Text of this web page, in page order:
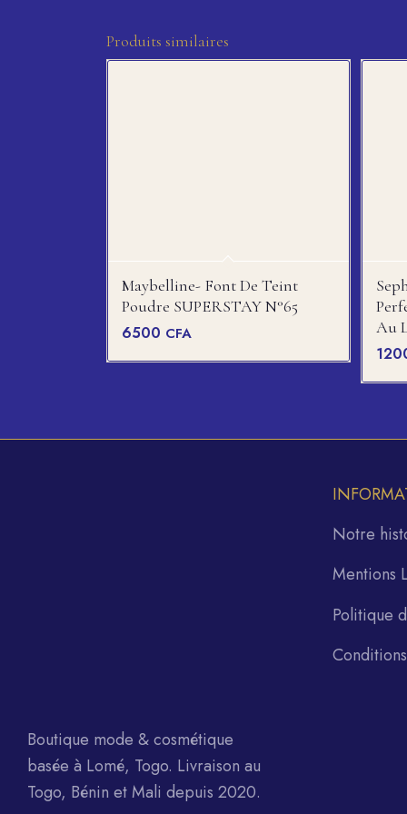
Produits similaires
Maybelline- Font De Teint
Poudre SUPERSTAY N°65
6500 CFA
Au
Boutique mode & cosmétique
basée à Lomé, Togo. Livraison au
Togo, Bénin et Mali depuis 2020.
Notre
Mentions
Politique